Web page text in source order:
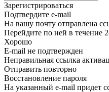
Зарегистрироваться
Подтвердите e-mail
На вашу почту отправлена
Перейдите по ней в течение
Хорошо
E-mail не подтвержден
Неправильная ссылка
Отправить повторно
Восстановление пароля
На указанный e-mail придет